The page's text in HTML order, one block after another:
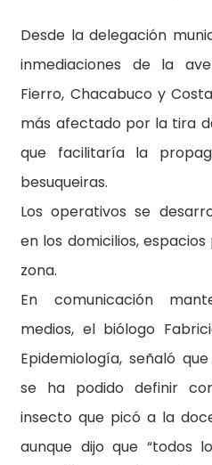
Desde la delegación
inmediaciones de la
Fierro, Chacabuco y
más afectado por la tira
que facilitaría la
besuqueiras.
Los operativos se
en los domicilios,
zona.
En comunicación
medios, el biólogo
Epidemiología, señaló
se ha podido definir
insecto que picó a la
aunque dijo que “todos